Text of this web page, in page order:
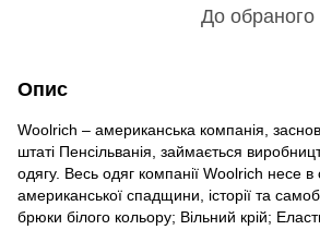
До обраного
Опис
Woolrich – американська компанія,
штаті Пенсільванія, займається
одягу. Весь одяг компанії Woolrich несе в
американської спадщини, історії та
брюки білого кольору; Вільний крій;